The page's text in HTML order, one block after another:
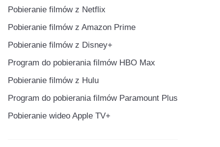
Pobieranie filmów z Netflix
Pobieranie filmów z Amazon Prime
Pobieranie filmów z Disney+
Program do pobierania filmów HBO Max
Pobieranie filmów z Hulu
Program do pobierania filmów Paramount Plus
Pobieranie wideo Apple TV+